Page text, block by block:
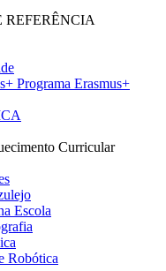
REFERÊNCIA
Programa Erasmus+
Curricular
Escola
Robótica